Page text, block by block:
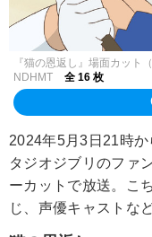
『猫の恩返し』場面カット
NDHMT
全 16 枚
2024年5月3日21時
タジオジブリのファ
ーカットで放送。こ
じ、声優キャストな